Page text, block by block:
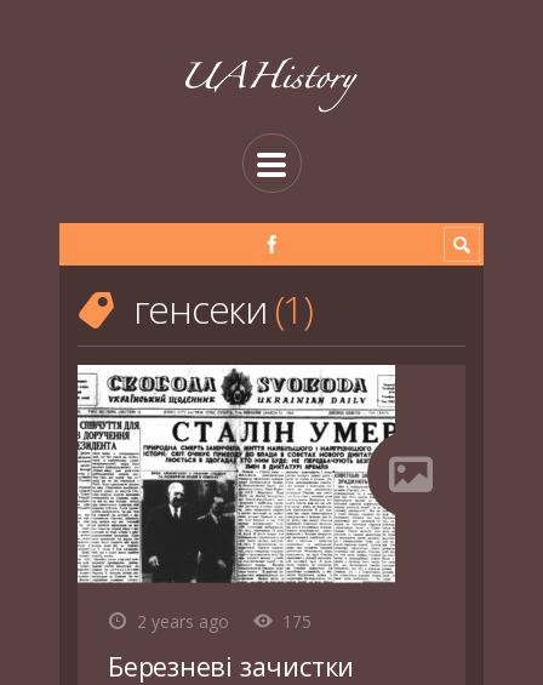
генсеки 1
2 years ago 175
Березневі зачистки